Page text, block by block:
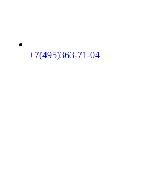
+7(495)363-71-04